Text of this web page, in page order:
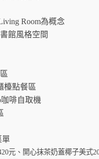
Room為概念
館風格空間
檯點餐區
啡自取機
單
元、開心抹茶奶蓋椰子美式